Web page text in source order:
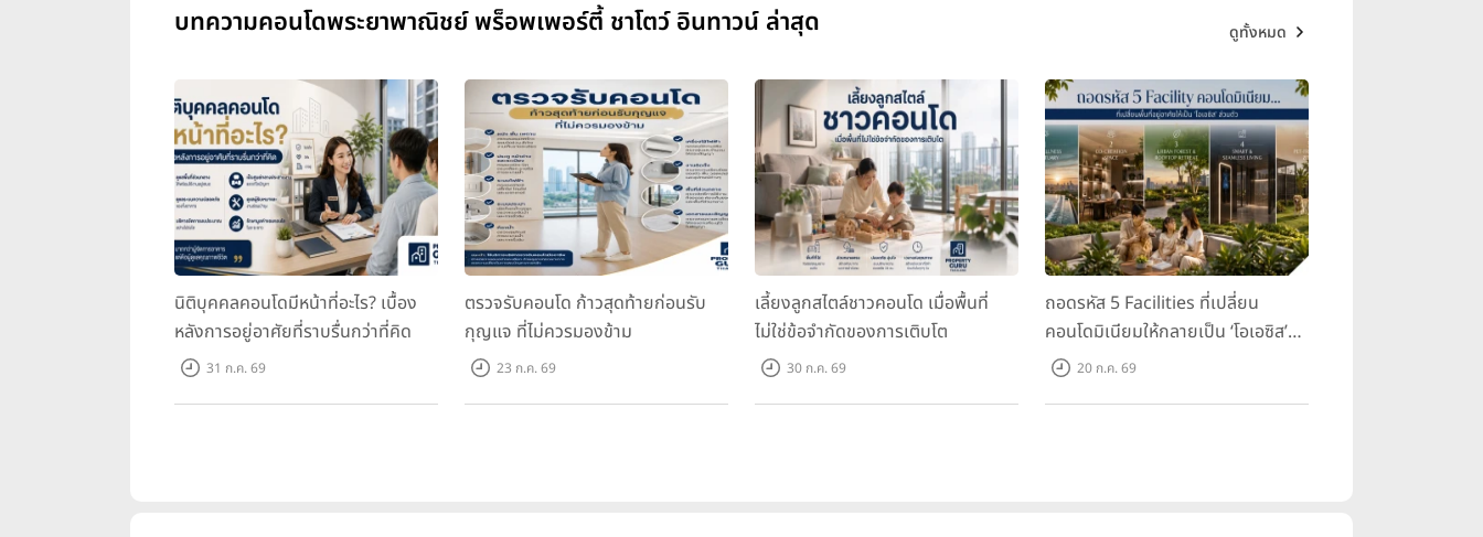
บทความคอนโดพระยาพาณิชย์ พร็อพเพอร์ตี้ ชาโตว์ อินทาวน์ ล่าสุด ดูทั้งหมด
นิติบุคคลคอนโดมีหน้าที่อะไร? เบื้อง
หลังการอยู่อาศัยที่ราบรื่นกว่าที่คิด
31 ก.ค. 69
ตรวจรับคอนโด ก้าวสุดท้ายก่อนรับ
กุญแจ ที่ไม่ควรมองข้าม
23 ก.ค. 69
เลี้ยงลูกสไตล์ชาวคอนโด เมื่อพื้นที่
ไม่ใช่ข้อจำกัดของการเติบโต
30 ก.ค. 69
ถอดรหัส 5 Facilities ที่เปลี่ยน
คอนโดมิเนียมให้กลายเป็น ‘โอเอซิส’
ส่วนตัวกลางเมือง
20 ก.ค. 69